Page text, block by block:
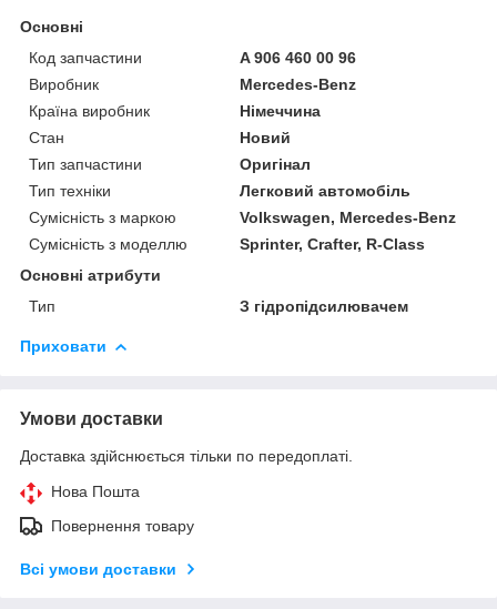
Основні
Код запчастини
A 906 460 00 96
Виробник
Mercedes-Benz
Країна виробник
Німеччина
Стан
Новий
Тип запчастини
Оригінал
Тип техніки
Легковий автомобіль
Сумісність з маркою
Volkswagen, Mercedes-Benz
Сумісність з моделлю
Sprinter, Crafter, R-Class
Основні атрибути
Тип
З гідропідсилювачем
Приховати
Умови доставки
Доставка здійснюється тільки по передоплаті.
Нова Пошта
Повернення товару
Всі умови доставки